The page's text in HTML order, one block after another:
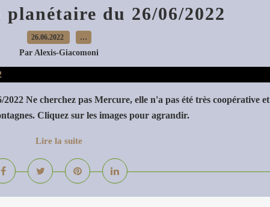
du 26/06/2022
26.06.2022 …
Par Alexis-Giacomoni
Ne cherchez pas Mercure, elle n'a pas été très coopérative et
Cliquez sur les images pour agrandir.
Lire la suite